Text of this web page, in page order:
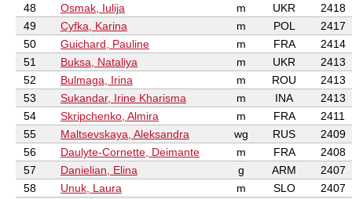
48
Osmak, Iulija m UKR
2418
49
Cyfka, Karina m POL
2417
50
Guichard, Pauline m FRA
2414
51
Buksa, Nataliya m UKR
2413
52
Bulmaga, Irina m ROU
2413
53
Sukandar, Irine Kharisma m INA
2413
54
Skripchenko, Almira m FRA
2411
55
Maltsevskaya, Aleksandra wg RUS
2409
56
Daulyte-Cornette, Deimante m FRA
2408
57
Danielian, Elina g ARM
2407
58
Unuk, Laura m SLO
2407